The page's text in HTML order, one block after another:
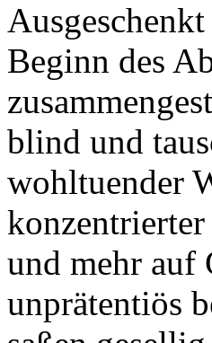
Beginn des
blind und
wohltuender
und mehr auf
unprätentiös